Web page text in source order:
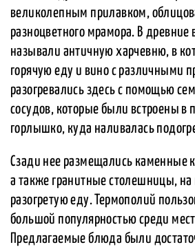
великолепным прилавком,
разноцветного мрамора. В древние
называли античную харчевню, в
горячую еду и вино с различными
разогревались здесь с помощью
сосудов, которые были встроены в
горлышко, куда наливалась
Сзади нее размещались каменные
а также гранитные столешницы, на
разогретую еду. Термополий
большой популярностью среди
Предлагаемые блюда были